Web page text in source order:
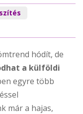
hódít, de
a külföldi
egyre több
már a hajas,